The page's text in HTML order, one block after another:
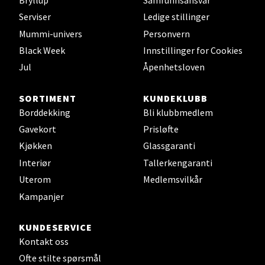
Serviser
Mummi-univers
Black Week
Jul
Ledige stillinger
Personvern
Innstillinger for Cookies
Åpenhetsloven
SORTIMENT
Borddekking
Gavekort
Kjøkken
Interiør
Uterom
Kampanjer
KUNDEKLUBB
Bli klubbmedlem
Prisløfte
Glassgaranti
Tallerkengaranti
Medlemsvilkår
KUNDESERVICE
Kontakt oss
Ofte stilte spørsmål
Leirvik - Stord
Torgbakken 2, 5401 Stord
Velg
Oslo - Thon Senter Storo
Vitaminveien 7 - 9, 0485 Oslo
0 i butikk